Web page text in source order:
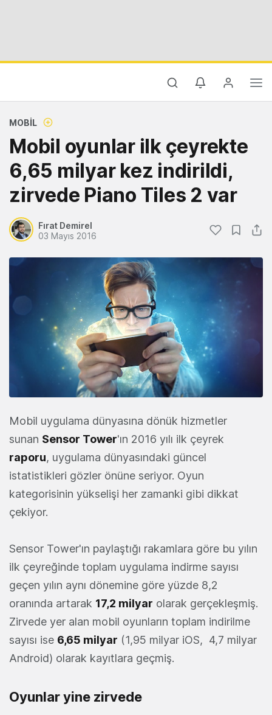
MOBIL
Mobil oyunlar ilk çeyrekte
6,65 milyar kez indirildi,
zirvede Piano Tiles 2 var
Fırat Demirel
03 Mayıs 2016
Mobil uygulama dünyasına dönük hizmetler
sunan Sensor Tower'ın 2016 yılı ilk çeyrek
raporu, uygulama dünyasındaki güncel
istatistikleri gözler önüne seriyor. Oyun
kategorisinin yükselişi her zamanki gibi dikkat
çekiyor.
Sensor Tower'ın paylaştığı rakamlara göre bu yılın
ilk çeyreğinde toplam uygulama indirme sayısı
geçen yılın aynı dönemine göre yüzde 8,2
oranında artarak 17,2 milyar olarak gerçekleşmiş.
Zirvede yer alan mobil oyunların toplam indirilme
sayısı ise 6,65 milyar (1,95 milyar iOS, 4,7 milyar
Android) olarak kayıtlara geçmiş.
Oyunlar yine zirvede